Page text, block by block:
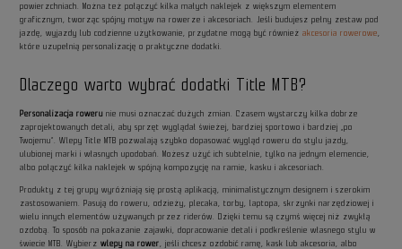
powierzchniach. Można też połączyć kilka małych naklejek z większym elementem
graficznym, tworząc spójny motyw na rowerze i akcesoriach. Jeśli budujesz pełny zestaw pod
jazdę, wyjazdy lub codzienne użytkowanie, przydatne mogą być równieżakcesoria rowerowe
które uzupełnią personalizację o praktyczne dodatki.
Dlaczego warto wybrać dodatki Title MTB?
Personalizacja roweru nie musi oznaczać dużych zmian. Czasem wystarczy kilka dobrze
zaprojektowanych detali, aby sprzęt wyglądał świeżej, bardziej sportowo i bardziej „po
Twojemu”. Wlepy Title MTB pozwalają szybko dopasować wygląd roweru do stylu jazdy,
ulubionej marki i własnych upodobań. Możesz użyć ich subtelnie, tylko na jednym elemencie,
albo połączyć kilka naklejek w spójną kompozycję na ramie, kasku i akcesoriach.
Produkty z tej grupy wyróżniają się prostą aplikacją, minimalistycznym designem i szerokim
zastosowaniem. Pasują do roweru, odzieży, plecaka, torby, laptopa, skrzynki narzędziowej i
wielu innych elementów używanych przez riderów. Dzięki temu są czymś więcej niż zwykłą
ozdobą. To sposób na pokazanie zajawki, dopracowanie detali i podkreślenie własnego stylu w
świecie MTB. Wybierzwlepy na rower
, jeśli chcesz ozdobić ramę, kask lub akcesoria, albo